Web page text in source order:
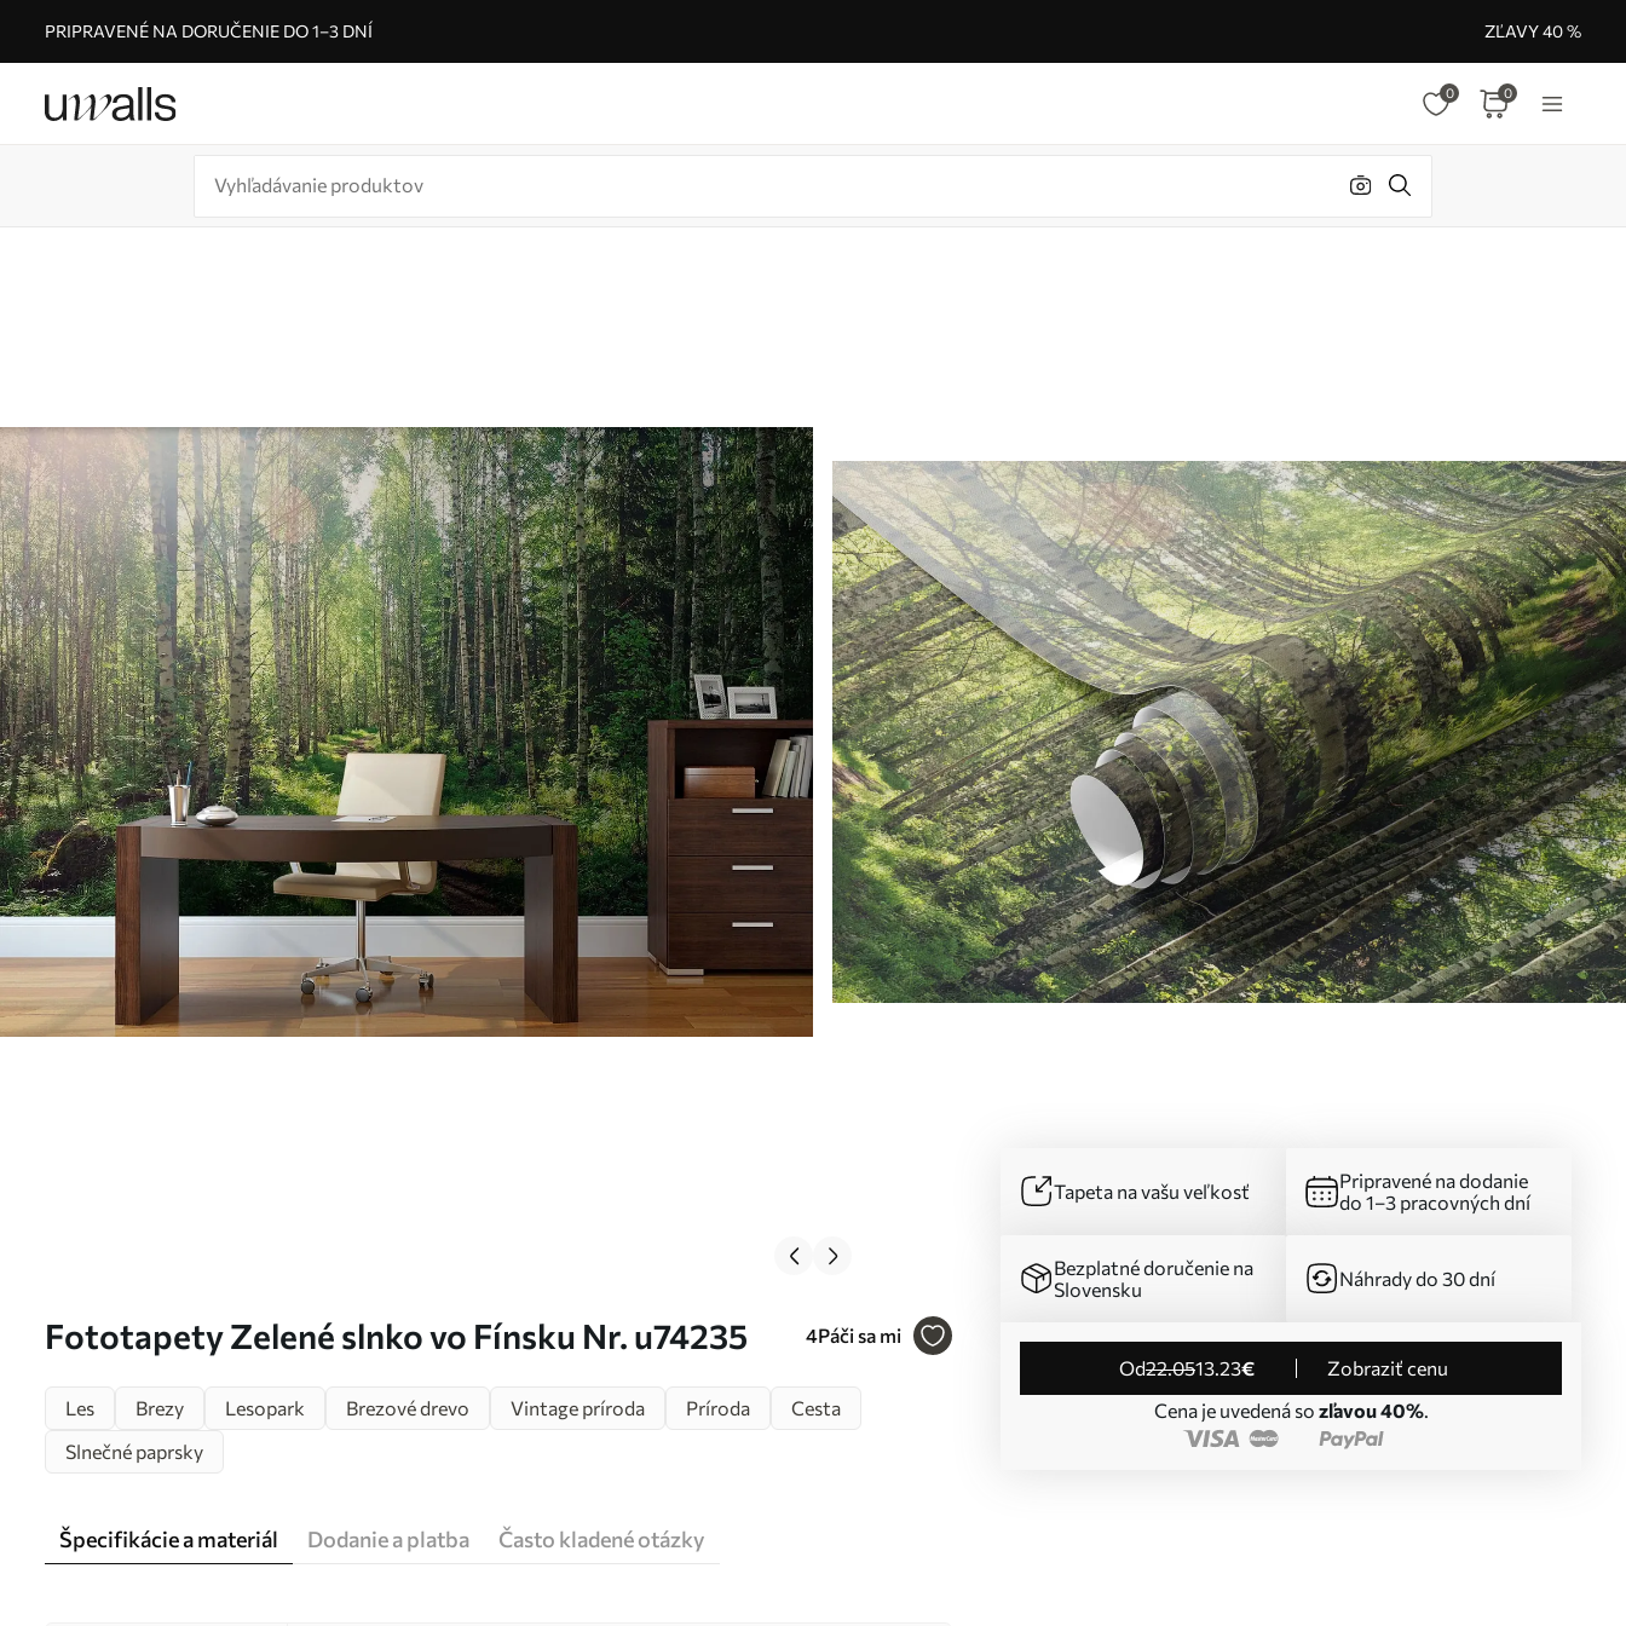
PRIPRAVENÉ NA DORUČENIE DO 1–3 DNÍ ZĽAVY 40 %
0 0
Fototapety Zelené slnko vo Fínsku Nr. u74235 4Páči sa mi
Tapeta na vašu veľkosť
Pripravené na dodanie
do 1–3 pracovných dní
Bezplatné doručenie na
Slovensku
Náhrady do 30 dní
od22.0513.23€
Zobraziť cenu
Cena je uvedená so zľavou 40%.
Les Brezy Lesopark Brezové drevo Vintage príroda Príroda
Cesta
Slnečné paprsky
Špecifikácie a materiál Dodanie a platba Často kladené otázky